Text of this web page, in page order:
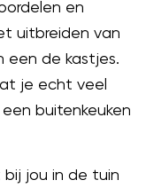
en
uitbreiden van
een de kastjes.
je echt veel
buitenkeuken
jou in de tuin